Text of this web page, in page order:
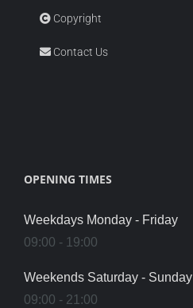
Copyright
Contact Us
OPENING TIMES
Weekdays Monday - Friday
09:00 - 19:00
Weekends Saturday - Sunday
09:00 - 21:00